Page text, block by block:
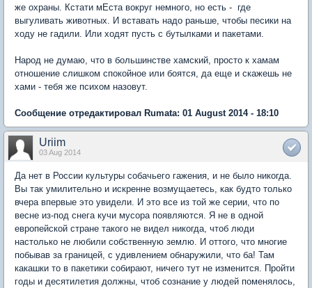
же охраны. Кстати мЕста вокруг немного, но есть - где
выгуливать животных. И вставать надо раньше, чтобы песики на
ходу не гадили. Или ходят пусть с бутылками и пакетами.
Народ не думаю, что в большинстве хамский, просто к хамам
отношение слишком спокойное или боятся, да еще и скажешь не
хами - тебя же психом назовут.
Сообщение отредактировал Rumata: 01 August 2014 - 18:10
Uriim
03 Aug 2014
Да нет в России культуры собачьего гажения, и не было никогда.
Вы так умилительно и искренне возмущаетесь, как будто только
вчера впервые это увидели. И это все из той же серии, что по
весне из-под снега кучи мусора появляются. Я не в одной
европейской стране такого не видел никогда, чтоб люди
настолько не любили собственную землю. И оттого, что многие
побывав за границей, с удивлением обнаружили, что ба! Там
какашки то в пакетики собирают, ничего тут не изменится. Пройти
годы и десятилетия должны, чтоб сознание у людей поменялось,